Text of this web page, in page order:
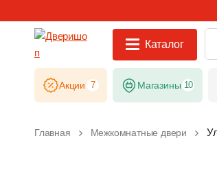
Каталог
Акции 7 Магазины 10
Главная Межкомнатные двери